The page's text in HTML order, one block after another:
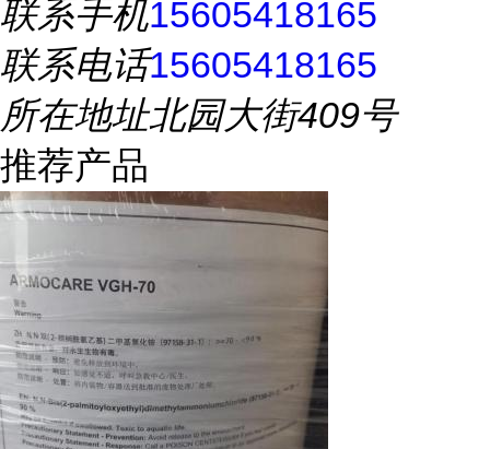
联系手机15605418165
联系电话15605418165
所在地址北园大街409号
推荐产品